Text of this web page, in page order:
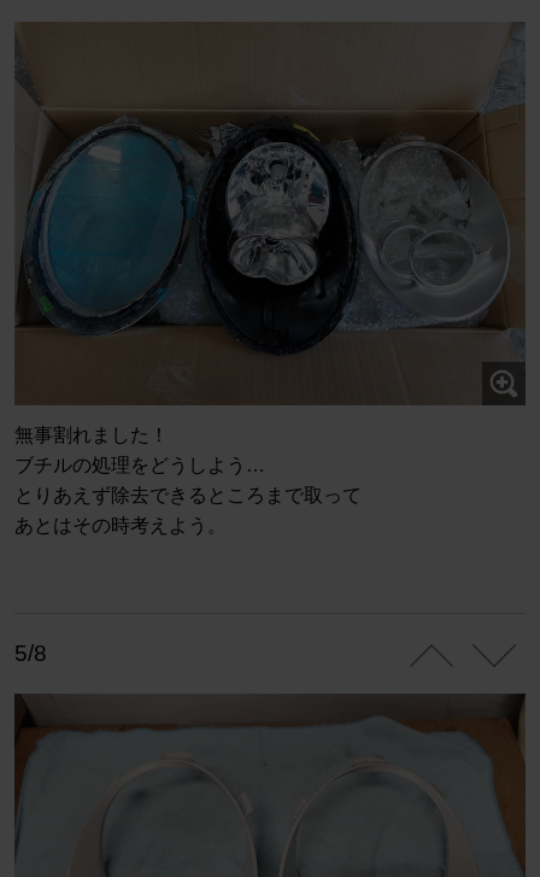
無事割れました！
ブチルの処理をどうしよう…
とりあえず除去できるところまで取って
あとはその時考えよう。
5/8